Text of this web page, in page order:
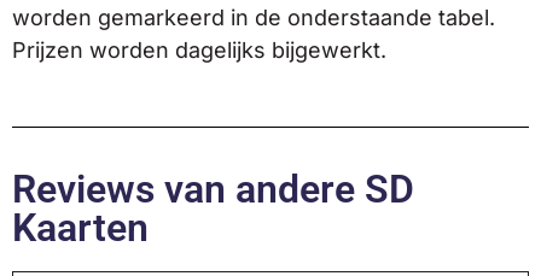
worden gemarkeerd in de onderstaande tabel.
Prijzen worden dagelijks bijgewerkt.
Reviews van andere SD
Kaarten